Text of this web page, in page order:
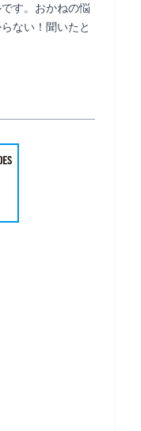
す。おかねの悩
ない！聞いたと